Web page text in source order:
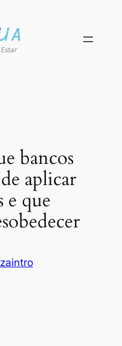
bancos
aplicar
e que